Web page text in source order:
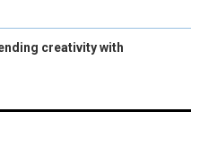
creativity with